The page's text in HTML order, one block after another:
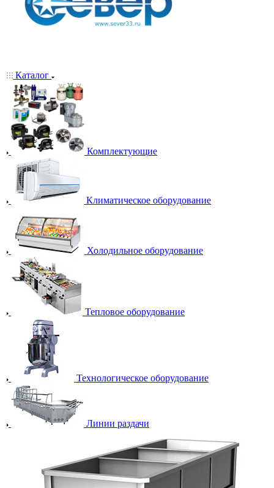
Каталог
Комплектующие
Климатическое оборудование
Холодильное оборудование
Тепловое оборудование
Технологическое оборудование
Линии раздачи